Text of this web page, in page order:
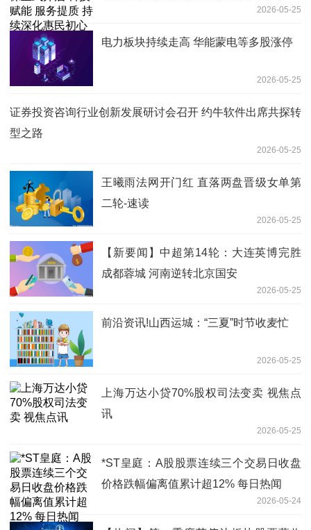
2026-05-25
电力板块持续走高 华能蒙电等多股涨停
2026-05-25
证券投资咨询行业创新发展研讨会召开 约牛软件出席共探转
型之路
2026-05-25
王曦雨法网开门红 直落两盘晋级女单第
二轮-速读
2026-05-25
【新要闻】中超第14轮：大连英博完胜
成都蓉城 河南逆转北京国安
2026-05-25
前沿资讯!山西运城：“三夏”时节收麦忙
2026-05-25
上海万达小贷70%股权司法变卖 视焦点
讯
2026-05-25
*ST皇庭：A股股票连续三个交易日收盘
价格跌幅偏离值累计超12% 每日热闻
2026-05-24